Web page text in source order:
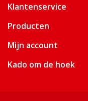
Klantenservice
Producten
Mijn account
Kado om de hoek